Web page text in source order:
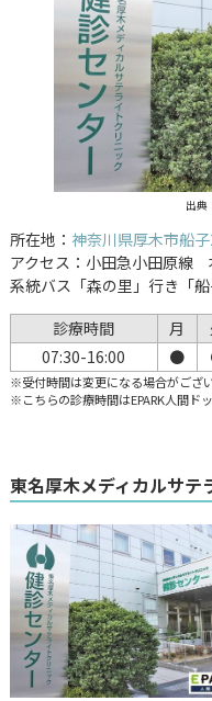
出典
所在地： 神奈川県厚木市船
アクセス：小田急小田原線
系統バス「森の里」行き「
診療時間
月
07:30-16:00
●
※受付時間は変更になる場合がござい
※こちらの診療時間はEPARK人間ド
東名厚木メディカルサテ